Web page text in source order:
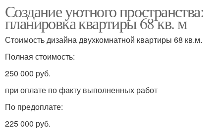
Создание уютного пространства:
планировка квартиры 68 кв. м
Стоимость дизайна двухкомнатной квартиры 68 кв.м.
Полная стоимость:
250 000 руб.
при оплате по факту выполненных работ
По предоплате:
225 000 руб.